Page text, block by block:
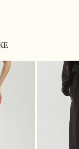
Программа лояльности
Контакты / Магазины
МСК)